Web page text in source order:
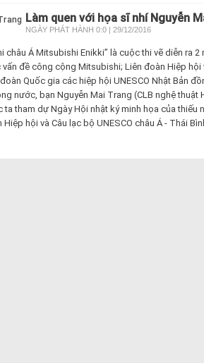
Làm quen với họa sĩ nhí Nguyễn
NGÀY PHÁT HÀNH 0:0 | 29/12/2016
châu Á Mitsubishi Enikki” là cuộc thi vẽ diễn ra
đề công cộng Mitsubishi; Liên đoàn Hiệp hội
Quốc gia các hiệp hội UNESCO Nhật Bản
nước, bạn Nguyễn Mai Trang (CLB nghệ thuật
tham dự Ngày Hội nhật ký minh họa của thiếu
hội và Câu lạc bộ UNESCO châu Á - Thái